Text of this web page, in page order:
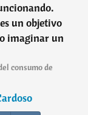
un objetivo
imaginar un
consumo de